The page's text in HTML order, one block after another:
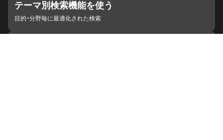
テーマ別検索機能を使う
目的・分野毎に最適化された検索